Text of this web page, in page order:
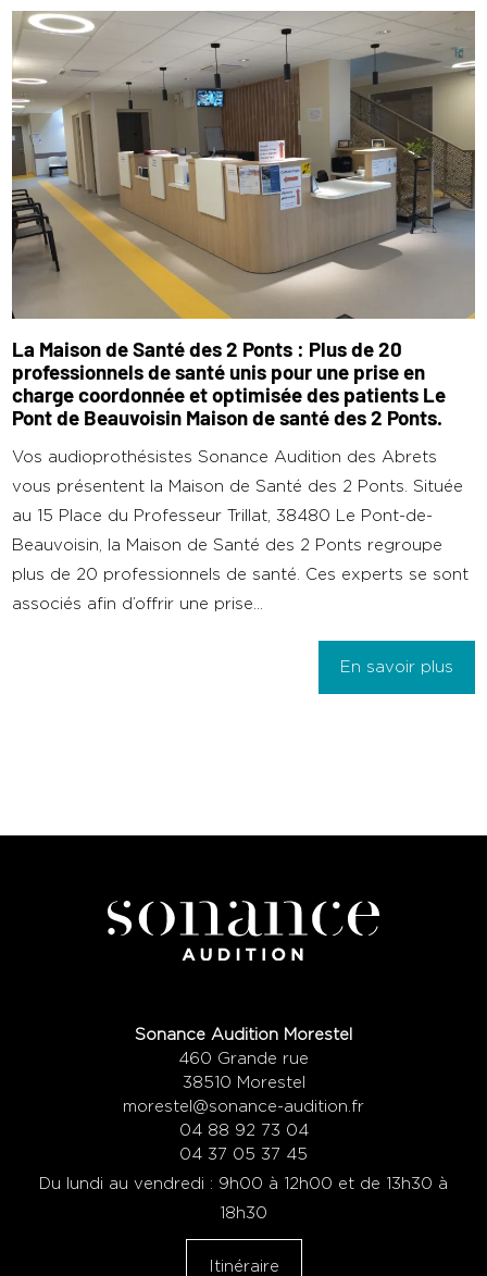
La Maison de Santé des 2 Ponts : Plus de 20
professionnels de santé unis pour une prise en
charge coordonnée et optimisée des patients Le
Pont de Beauvoisin Maison de santé des 2 Ponts.
Vos audioprothésistes Sonance Audition des Abrets
vous présentent la Maison de Santé des 2 Ponts. Située
au 15 Place du Professeur Trillat, 38480 Le Pont-de-
Beauvoisin, la Maison de Santé des 2 Ponts regroupe
plus de 20 professionnels de santé. Ces experts se sont
associés afin d’offrir une prise...
En savoir plus
Sonance Audition Morestel
460 Grande rue
38510 Morestel
morestel@sonance-audition.fr
04 88 92 73 04
04 37 05 37 45
Du lundi au vendredi : 9h00 à 12h00 et de 13h30 à
18h30
Itinéraire